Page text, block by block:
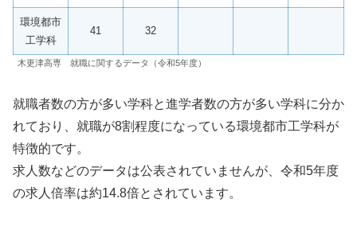
環境都市
工学科
41 32
木更津高専 就職に関するデータ（令和5年度）
就職者数の方が多い学科と進学者数の方が多い学科に分か
れており、就職が8割程度になっている環境都市工学科が
特徴的です。
求人数などのデータは公表されていませんが、令和5年度
の求人倍率は約14.8倍とされています。